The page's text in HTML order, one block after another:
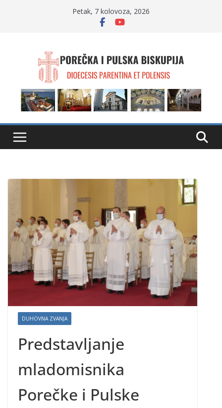
Petak, 7 kolovoza, 2026
DUHOVNA ZVANJA
Predstavljanje
mladomisnika
Porečke i Pulske